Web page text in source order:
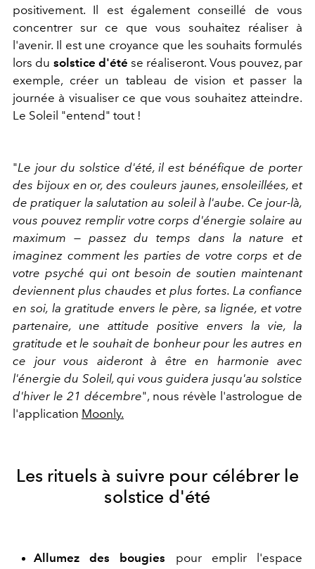
positivement. Il est également conseillé de vous
concentrer sur ce que vous souhaitez réaliser à
l'avenir. Il est une croyance que les souhaits formulés
lors du solstice d'été se réaliseront. Vous pouvez, par
exemple, créer un tableau de vision et passer la
journée à visualiser ce que vous souhaitez atteindre.
Le Soleil "entend" tout !
"Le jour du solstice d'été, il est bénéfique de porter
des bijoux en or, des couleurs jaunes, ensoleillées, et
de pratiquer la salutation au soleil à l'aube. Ce jour-là,
vous pouvez remplir votre corps d'énergie solaire au
maximum — passez du temps dans la nature et
imaginez comment les parties de votre corps et de
votre psyché qui ont besoin de soutien maintenant
deviennent plus chaudes et plus fortes. La confiance
en soi, la gratitude envers le père, sa lignée, et votre
partenaire, une attitude positive envers la vie, la
gratitude et le souhait de bonheur pour les autres en
ce jour vous aideront à être en harmonie avec
l'énergie du Soleil, qui vous guidera jusqu'au solstice
d'hiver le 21 décembre", nous révèle l'astrologue de
l'application Moonly.
Les rituels à suivre pour célébrer le
solstice d'été
Allumez des bougies pour emplir l'espace